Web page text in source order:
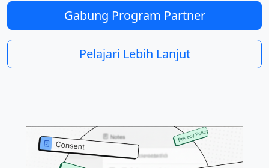
Gabung Program Partner
Pelajari Lebih Lanjut